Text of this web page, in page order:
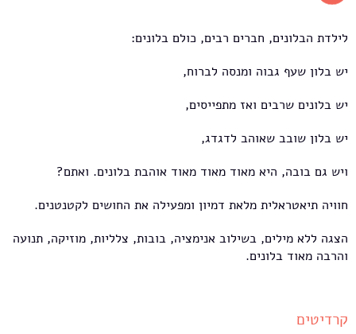
לילדת הבלונים, חברים רבים, כולם בלונים:
יש בלון שעף גבוה ומנסה לברוח,
יש בלונים שרבים ואז מתפייסים,
יש בלון שובב שאוהב לדגדג,
ויש גם בובה, היא מאוד מאוד מאוד אוהבת בלונים. ואתם?
חוויה תיאטראלית מלאת דמיון ומפעילה את החושים לקטנטנים.
הצגה ללא מילים, בשילוב אנימציה, בובות, צלליות, מוזיקה, תנועה
והרבה מאוד בלונים.
קרדיטים